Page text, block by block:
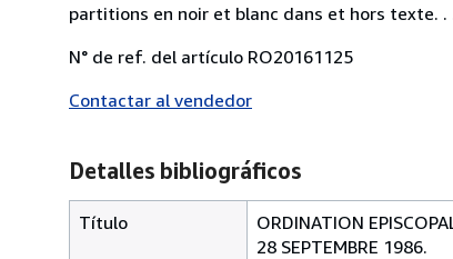
partitions en noir et blanc dans et hors texte. .
N° de ref. del artículo RO20161125
Contactar al vendedor
Detalles bibliográficos
Título
ORDINATION
28 SEPTEMBRE 1986.